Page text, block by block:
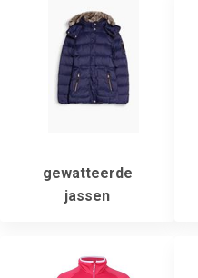
gewatteerde
jassen